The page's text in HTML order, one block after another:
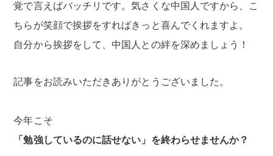
覚で言えばバッチリです。気さくな中国人ですから、こ
ちらが笑顔で挨拶をすればきっと喜んでくれますよ。
自分から挨拶をして、中国人との絆を深めましょう！
記事をお読みいただきありがとうございました。
今年こそ
「勉強しているのに話せない」を終わらせませんか？